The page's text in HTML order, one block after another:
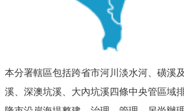
本分署轄區包括跨省市河川淡水河、磺溪
溪、深澳坑溪、大內坑溪四條中央管區域